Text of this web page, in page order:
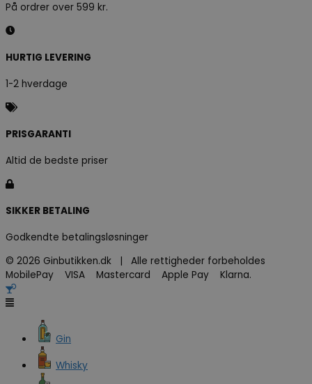
På ordrer over 599 kr.
HURTIG LEVERING
1-2 hverdage
PRISGARANTI
Altid de bedste priser
SIKKER BETALING
Godkendte betalingsløsninger
© 2026 Ginbutikken.dk | Alle rettigheder forbeholdes
MobilePay VISA Mastercard Apple Pay Klarna.
Gin
Whisky